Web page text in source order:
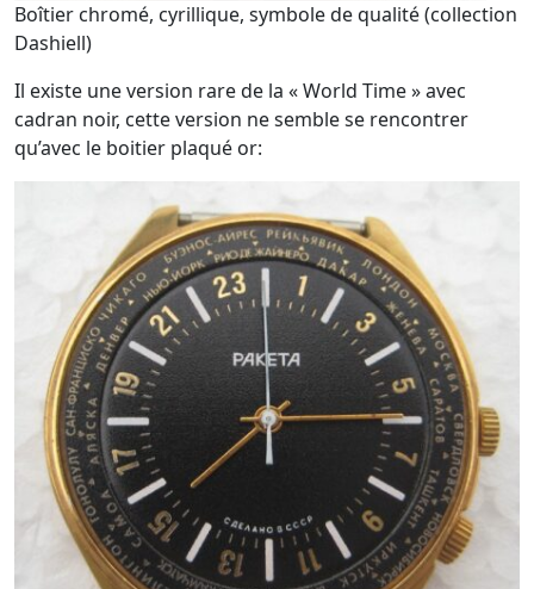
Boîtier chromé, cyrillique, symbole de qualité (collection
Dashiell)
Il existe une version rare de la « World Time » avec
cadran noir, cette version ne semble se rencontrer
qu’avec le boitier plaqué or: